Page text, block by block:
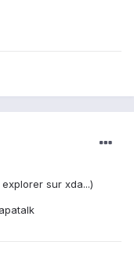
sur xda...)